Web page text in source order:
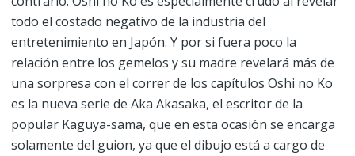
todo el costado negativo de la industria del
entretenimiento en Japón. Y por si fuera poco la
relación entre los gemelos y su madre revelará más de
una sorpresa con el correr de los capítulos Oshi no Ko
es la nueva serie de Aka Akasaka, el escritor de la
popular Kaguya-sama, que en esta ocasión se encarga
solamente del guion, ya que el dibujo está a cargo de